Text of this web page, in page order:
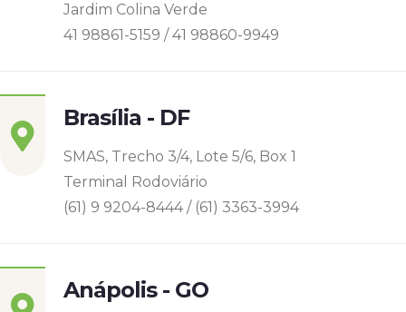
Jardim Colina Verde
41 98861-5159 / 41 98860-9949
Brasília - DF
SMAS, Trecho 3/4, Lote 5/6, Box 1
Terminal Rodoviário
(61) 9 9204-8444 / (61) 3363-3994
Anápolis - GO